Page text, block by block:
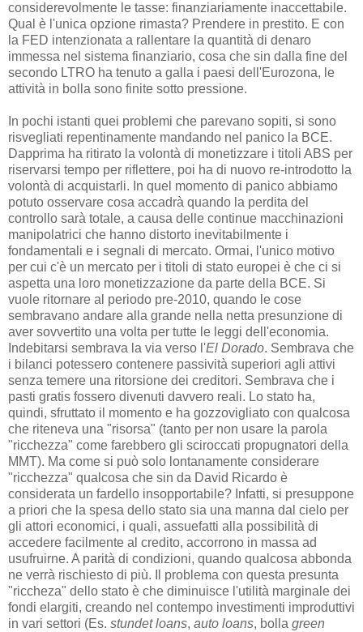
considerevolmente le tasse: finanziariamente inaccettabile.
Qual è l'unica opzione rimasta? Prendere in prestito. E con
la FED intenzionata a rallentare la quantità di denaro
immessa nel sistema finanziario, cosa che sin dalla fine del
secondo LTRO ha tenuto a galla i paesi dell'Eurozona, le
attività in bolla sono finite sotto pressione.
In pochi istanti quei problemi che parevano sopiti, si sono
risvegliati repentinamente mandando nel panico la BCE.
Dapprima ha ritirato la volontà di monetizzare i titoli ABS per
riservarsi tempo per riflettere, poi ha di nuovo re-introdotto la
volontà di acquistarli. In quel momento di panico abbiamo
potuto osservare cosa accadrà quando la perdita del
controllo sarà totale, a causa delle continue macchinazioni
manipolatrici che hanno distorto inevitabilmente i
fondamentali e i segnali di mercato. Ormai, l'unico motivo
per cui c'è un mercato per i titoli di stato europei è che ci si
aspetta una loro monetizzazione da parte della BCE. Si
vuole ritornare al periodo pre-2010, quando le cose
sembravano andare alla grande nella netta presunzione di
aver sovvertito una volta per tutte le leggi dell'economia.
Indebitarsi sembrava la via verso l'El Dorado. Sembrava che
i bilanci potessero contenere passività superiori agli attivi
senza temere una ritorsione dei creditori. Sembrava che i
pasti gratis fossero divenuti davvero reali. Lo stato ha,
quindi, sfruttato il momento e ha gozzovigliato con qualcosa
che riteneva una "risorsa" (tanto per non usare la parola
"ricchezza" come farebbero gli sciroccati propugnatori della
MMT). Ma come si può solo lontanamente considerare
"ricchezza" qualcosa che sin da David Ricardo è
considerata un fardello insopportabile? Infatti, si presuppone
a priori che la spesa dello stato sia una manna dal cielo per
gli attori economici, i quali, assuefatti alla possibilità di
accedere facilmente al credito, accorrono in massa ad
usufruirne. A parità di condizioni, quando qualcosa abbonda
ne verrà rischiesto di più. Il problema con questa presunta
"riccheza" dello stato è che diminuisce l'utilità marginale dei
fondi elargiti, creando nel contempo investimenti improduttivi
in vari settori (Es. stundet loans, auto loans, bolla green